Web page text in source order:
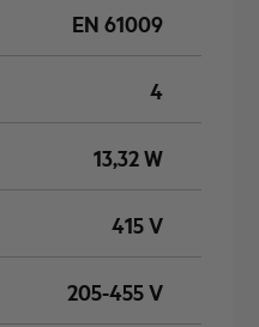
EN 61009
4
13,32 W
415 V
205-455 V